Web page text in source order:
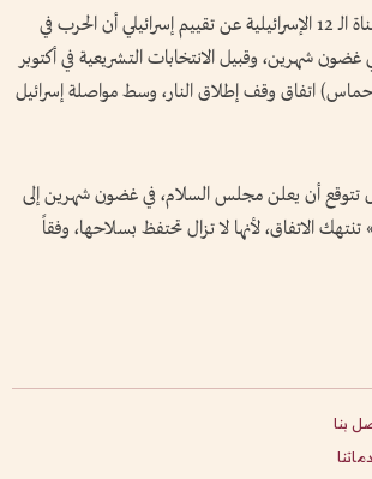
وفي تطور آخر، نقلت القناة الـ 12 الإسرائيلية عن تقييم إسرائيلي أن الحرب في
شهرين، وقبيل الانتخابات التشريعية في أكتوبر
(حماس) اتفاق وقف إطلاق النار، وسط مواصلة إسرائيل
تتوقع أن يعلن مجلس السلام، في غضون شهرين إلى
الاتفاق، لأنها لا تزال تحتفظ بسلاحها، وفقاً
بنا